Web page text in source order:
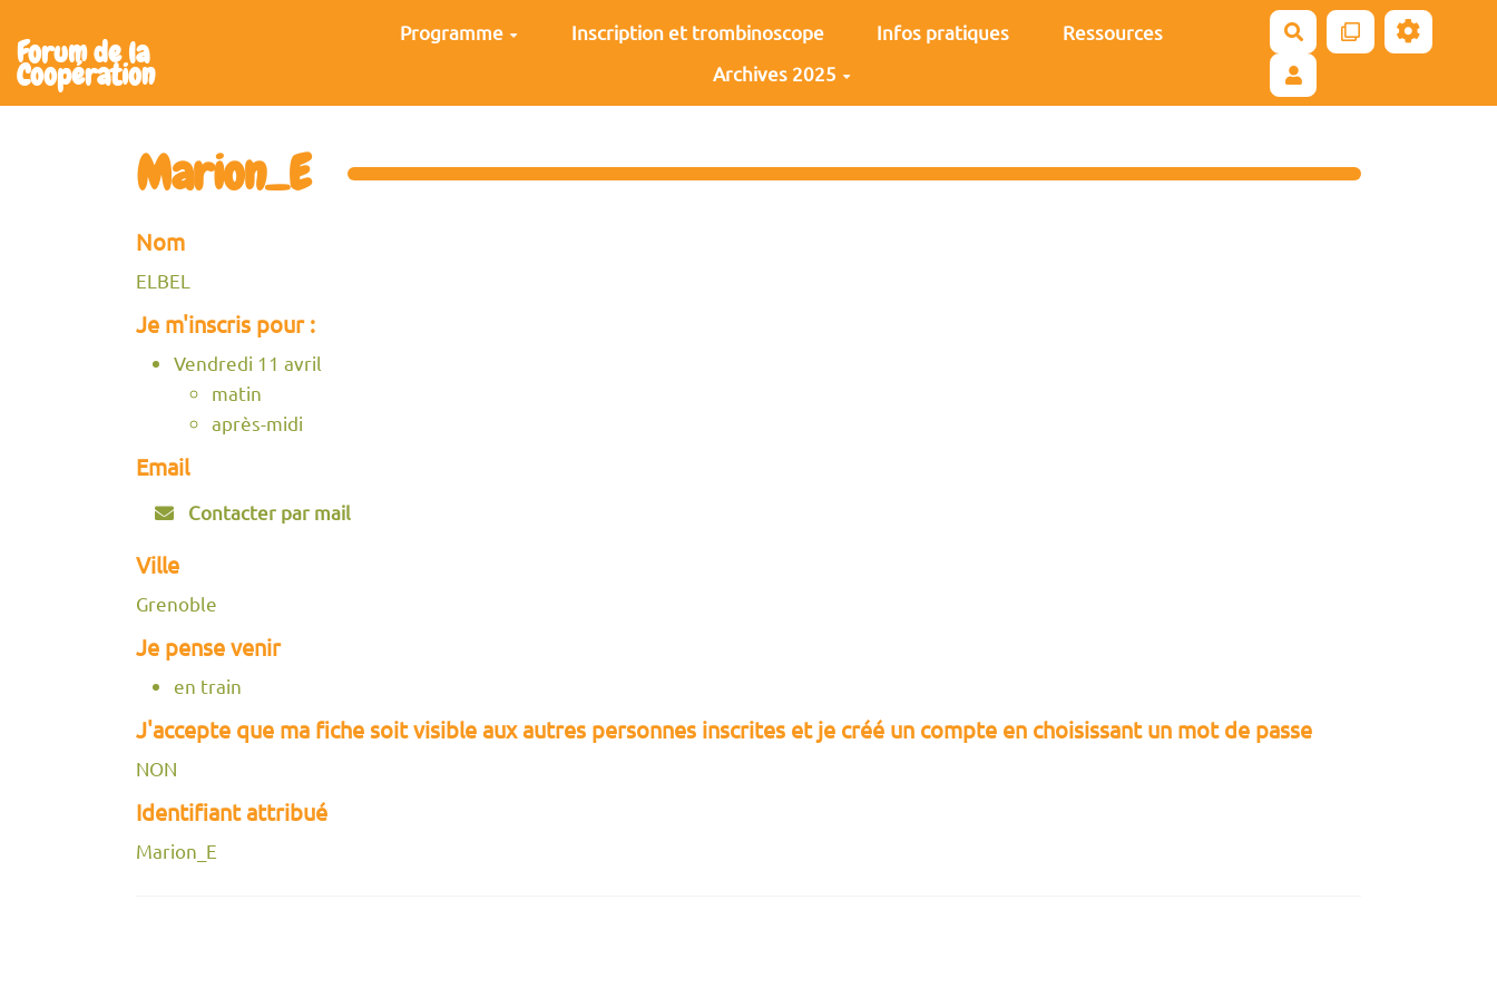
Forum de la
Coopération
Programme Inscription et trombinoscope Infos pratiques
Ressources
Archives 2025
Rechercher
Marion_E
Nom
ELBEL
Je m'inscris pour :
Vendredi 11 avril
matin
après-midi
Email
Contacter par mail
Ville
Grenoble
Je pense venir
en train
J'accepte que ma fiche soit visible aux autres personnes inscrites et je créé un compte en choisissant un mot de passe
NON
Identifiant attribué
Marion_E